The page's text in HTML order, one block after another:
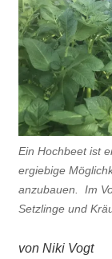
Ein Hochbeet ist
ergiebige
anzubauen. Im
Setzlinge und
von Niki Vogt